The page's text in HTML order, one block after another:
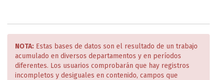
NOTA: Estas bases de datos son el resultado de un trabajo
acumulado en diversos departamentos y en períodos
diferentes. Los usuarios comprobarán que hay registros
incompletos y desiguales en contenido, campos que